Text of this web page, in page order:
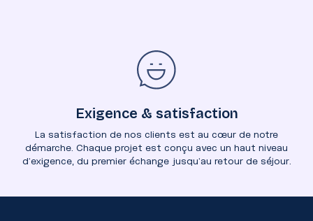
Exigence & satisfaction
La satisfaction de nos clients est au cœur de notre
démarche. Chaque projet est conçu avec un haut niveau
d’exigence, du premier échange jusqu’au retour de séjour.